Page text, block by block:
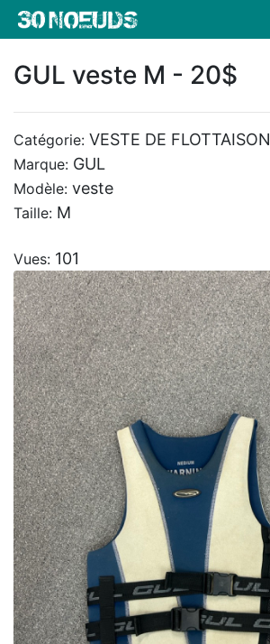
GUL veste M - 20$
Catégorie: VESTE DE FLOTTAISON
Marque: GUL
Modèle: veste
Taille: M
Vues: 101